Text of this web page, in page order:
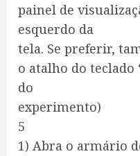
painel de
esquerdo da
tela. Se preferir,
o atalho do teclado
do
experimento)
5
1) Abra o armário